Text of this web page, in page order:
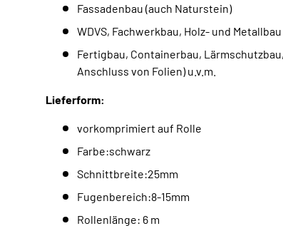
Fassadenbau (auch Naturstein)
WDVS, Fachwerkbau, Holz- und Metallbau
Fertigbau, Containerbau,
Anschluss von Folien) u.v.m.
Lieferform:
vorkomprimiert auf Rolle
Farbe:schwarz
Schnittbreite:25mm
Fugenbereich:8-15mm
Rollenlänge: 6 m